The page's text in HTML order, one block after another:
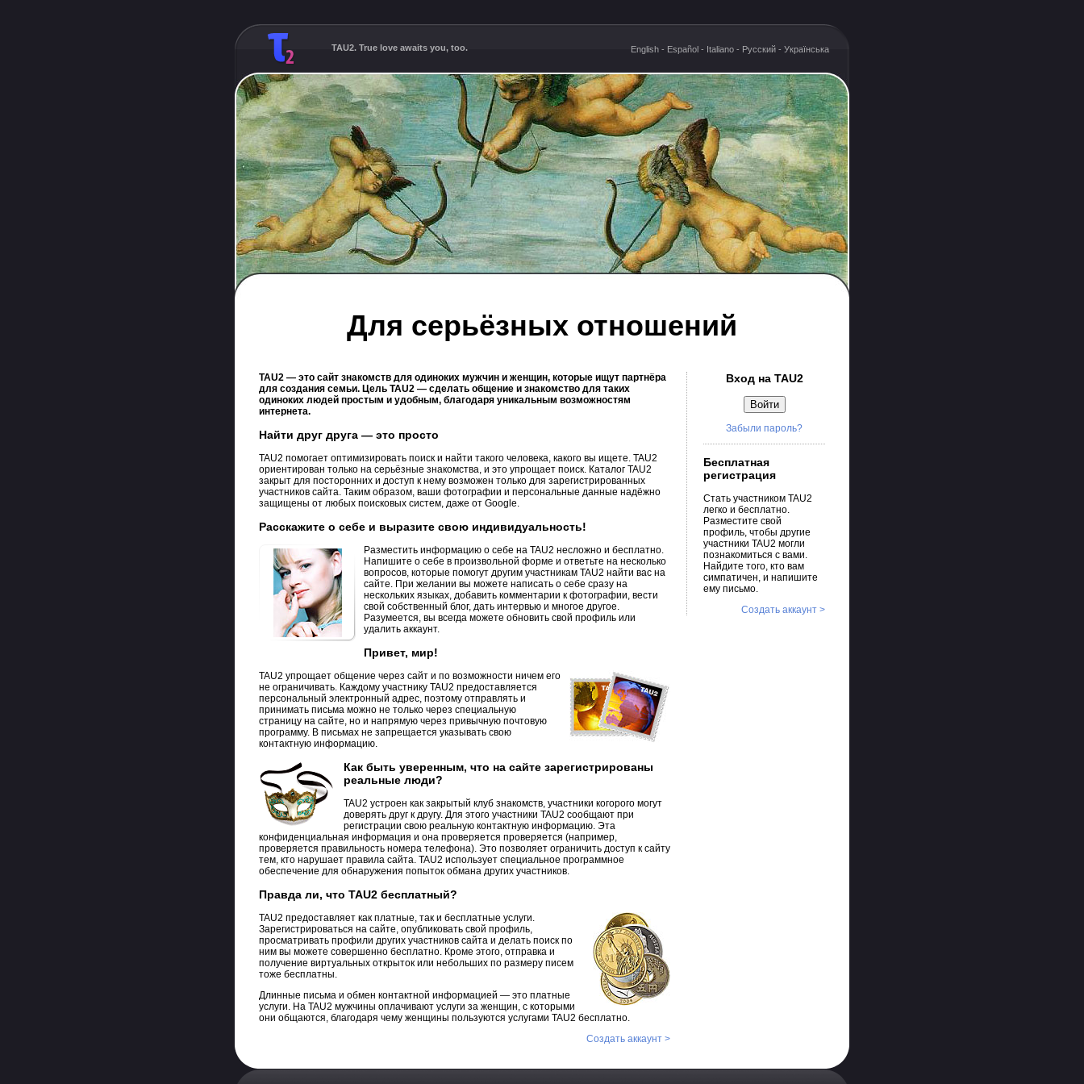
TAU2. True love awaits you, too. English - Español - Italiano - Русский - Українська
Для серьёзных отношений
TAU2 — это сайт знакомств для одиноких мужчин и женщин, которые ищут партнёра
для создания семьи. Цель TAU2 — сделать общение и знакомство для таких
одиноких людей простым и удобным, благодаря уникальным возможностям
интернета.
Найти друг друга — это просто
TAU2 помогает оптимизировать поиск и найти такого человека, какого вы ищете. TAU2
ориентирован только на серьёзные знакомства, и это упрощает поиск. Каталог TAU2
закрыт для посторонних и доступ к нему возможен только для зарегистрированных
участников сайта. Таким образом, ваши фотографии и персональные данные надёжно
защищены от любых поисковых систем, даже от Google.
Расскажите о себе и выразите свою индивидуальность!
Разместить информацию о себе на TAU2 несложно и бесплатно.
Напишите о себе в произвольной форме и ответьте на несколько
вопросов, которые помогут другим участникам TAU2 найти вас на
сайте. При желании вы можете написать о себе сразу на
нескольких языках, добавить комментарии к фотографии, вести
свой собственный блог, дать интервью и многое другое.
Разумеется, вы всегда можете обновить свой профиль или
удалить аккаунт.
Привет, мир!
TAU2 упрощает общение через сайт и по возможности ничем его
не ограничивать. Каждому участнику TAU2 предоставляется
персональный электронный адрес, поэтому отправлять и
принимать письма можно не только через специальную
страницу на сайте, но и напрямую через привычную почтовую
программу. В письмах не запрещается указывать свою
контактную информацию.
Как быть уверенным, что на сайте зарегистрированы
реальные люди?
TAU2 устроен как закрытый клуб знакомств, участники когорого могут
доверять друг к другу. Для этого участники TAU2 сообщают при
регистрации свою реальную контактную информацию. Эта
конфиденциальная информация и она проверяется проверяется (например,
проверяется правильность номера телефона). Это позволяет ограничить доступ к сайту
тем, кто нарушает правила сайта. TAU2 использует специальное программное
обеспечение для обнаружения попыток обмана других участников.
Правда ли, что TAU2 бесплатный?
TAU2 предоставляет как платные, так и бесплатные услуги.
Зарегистрироваться на сайте, опубликовать свой профиль,
просматривать профили других участников сайта и делать поиск по
ним вы можете совершенно бесплатно. Кроме этого, отправка и
получение виртуальных открыток или небольших по размеру писем
тоже бесплатны.
Длинные письма и обмен контактной информацией — это платные
услуги. На TAU2 мужчины оплачивают услуги за женщин, с которыми
они общаются, благодаря чему женщины пользуются услугами TAU2 бесплатно.
Создать аккаунт >
Вход на TAU2
Забыли пароль?
Бесплатная
регистрация
Стать участником TAU2
легко и бесплатно.
Разместите свой
профиль, чтобы другие
участники TAU2 могли
познакомиться с вами.
Найдите того, кто вам
симпатичен, и напишите
ему письмо.
Создать аккаунт >